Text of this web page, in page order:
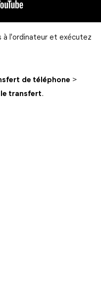
à l'ordinateur et exécutez
de téléphone >
le transfert.